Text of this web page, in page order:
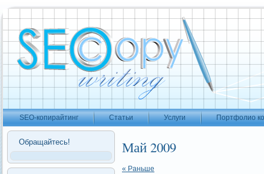
SEO-копирайтинг Статьи Услуги Портфолио
Обращайтесь! Май 2009
« Раньше